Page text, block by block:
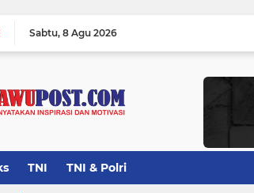
Sabtu 8 Agu 2026
TNI TNI & Polri